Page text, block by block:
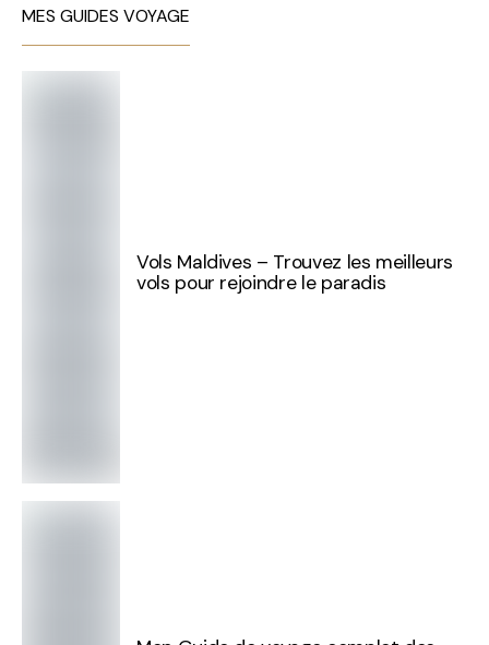
MES GUIDES VOYAGE
Vols Maldives – Trouvez les meilleurs
vols pour rejoindre le paradis